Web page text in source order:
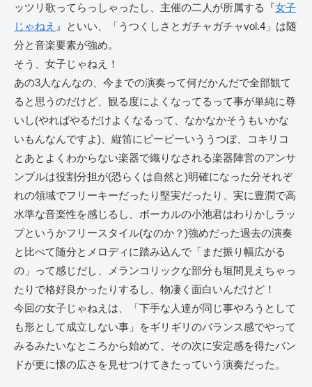
ッツリ歌ってらっしゃったし、主催の二人が所属する『女子
じゃねえ 』といい、「うつくしさとガチャガチャvol.4」は随
分と音楽要素が強め。
そう、女子じゃねえ！
あの3人なんなの、今までの演奏って何だかんだで全部観て
ると思うのだけど、観る度によくなってるって事が単純に尊
いし(やればやるだけよくなるって、なかなかそうもいかな
いもんなんですよ)、縦笛にピーピーいううつぼ、コキリコ
とあとよくわからない楽器で織りなされる楽器陣営のアンサ
ンブルは役割分担が(恐らくは自然と)明確になった分それぞ
れの領域でフリーキーだったり堅実だったり、実に豊潤で高
水準な音楽性を感じるし、ボーカルの小池君はわりかしラッ
プというかフリースタイル(なのか？)強めだった過去の演奏
と比べて随分とメロディに踏み込んで「まだ振り幅広がる
の」って感じだし、メランコリックな部分も垣間見えちゃっ
たりで格好良かったりするし、物凄く面白いんだけど！
今回の女子じゃねえは、「下手な人達が同じ事やろうとして
も形として成立しない事」をギリギリのバランス感でやって
みるみたいなところから始めて、その次に安定感を得たバン
ドが更に懐の広さを見せつけてきたっていう演奏だった。